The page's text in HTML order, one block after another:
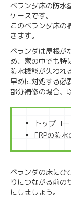
ベランダ床の防水
ケースです。
このベランダ床
きます。
ベランダは屋根が
め、家の中でも特
防水機能が失われ
早めに対処する必
部分補修の場合、
トップコ
FRPの防
ベランダの床にひ
りにつながる前の
にしましょう。